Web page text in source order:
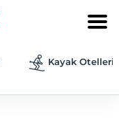
Kayak Otelleri